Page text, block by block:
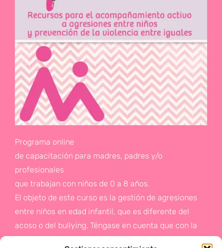
Programa online
de capacitación para madres, padres y/o
profesionales
que trabajan con niños de 0 a 8 años.
El objeto de este curso es la gestión de agresiones
entre niños en edad infantil, que es diferente del
acoso o del bullying. Téngase en cuenta que con la